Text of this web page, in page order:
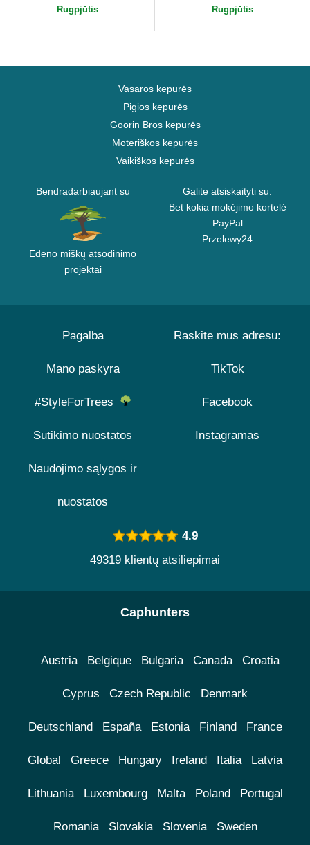
Rugpjūtis
Rugpjūtis
Vasaros kepurės
Pigios kepurės
Goorin Bros kepurės
Moteriškos kepurės
Vaikiškos kepurės
Bendradarbiaujant su
Edeno miškų atsodinimo
projektai
Galite atsiskaityti su:
Bet kokia mokėjimo kortelė
PayPal
Przelewy24
Pagalba
Mano paskyra
#StyleForTrees
Sutikimo nuostatos
Naudojimo sąlygos ir
nuostatos
Raskite mus adresu:
TikTok
Facebook
Instagramas
4.9
49319 klientų atsiliepimai
Caphunters
Austria Belgique Bulgaria Canada Croatia
Cyprus Czech Republic Denmark
Deutschland España Estonia Finland France
Global Greece Hungary Ireland Italia Latvia
Lithuania Luxembourg Malta Poland Portugal
Romania Slovakia Slovenia Sweden